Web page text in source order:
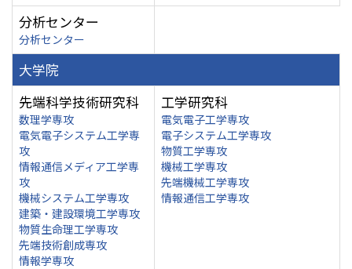
分析センター
分析センター
大学院
先端科学技術研究科
数理学専攻
電気電子システム工学専
攻
情報通信メディア工学専
攻
機械システム工学専攻
建築・建設環境工学専攻
物質生命理工学専攻
先端技術創成専攻
情報学専攻
工学研究科
電気電子工学専攻
電子システム工学専攻
物質工学専攻
機械工学専攻
先端機械工学専攻
情報通信工学専攻